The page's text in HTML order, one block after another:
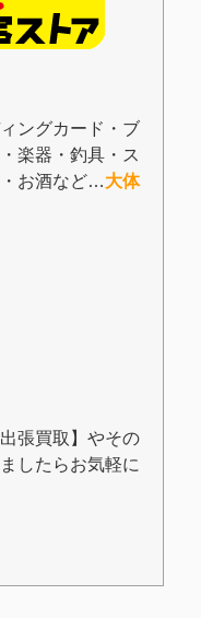
ングカード・ブ
楽器・釣具・ス
お酒など…大体
張買取】やその
したらお気軽に